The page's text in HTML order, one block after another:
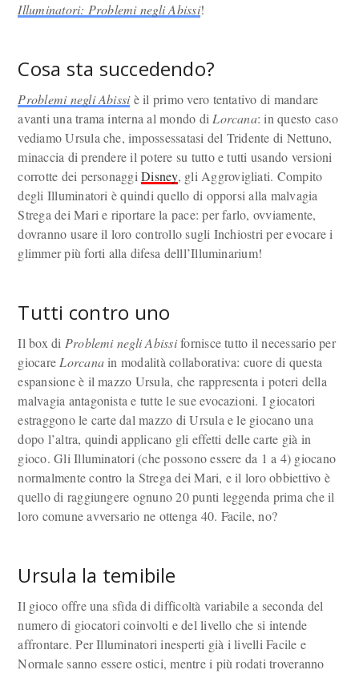
Illuminatori: Problemi negli Abissi!
Cosa sta succedendo?
Problemi negli Abissiè il primo vero tentativo di mandare
avanti una trama interna al mondo di Lorcana: in questo caso
vediamo Ursula che, impossessatasi del Tridente di Nettuno,
minaccia di prendere il potere su tutto e tutti usando versioni
corrotte dei personaggiDisney, gli Aggrovigliati. Compito
degli Illuminatori è quindi quello di opporsi alla malvagia
Strega dei Mari e riportare la pace: per farlo, ovviamente,
dovranno usare il loro controllo sugli Inchiostri per evocare i
glimmer più forti alla difesa delll’Illuminarium!
Tutti contro uno
Il box di Problemi negli Abissifornisce tutto il necessario per
giocare Lorcanain modalità collaborativa: cuore di questa
espansione è il mazzo Ursula, che rappresenta i poteri della
malvagia antagonista e tutte le sue evocazioni. I giocatori
estraggono le carte dal mazzo di Ursula e le giocano una
dopo l’altra, quindi applicano gli effetti delle carte già in
gioco. Gli Illuminatori (che possono essere da 1 a 4) giocano
normalmente contro la Strega dei Mari, e il loro obbiettivo è
quello di raggiungere ognuno 20 punti leggenda prima che il
loro comune avversario ne ottenga 40. Facile, no?
Ursula la temibile
Il gioco offre una sfida di difficoltà variabile a seconda del
numero di giocatori coinvolti e del livello che si intende
affrontare. Per Illuminatori inesperti già i livelli Facile e
Normale sanno essere ostici, mentre i più rodati troveranno